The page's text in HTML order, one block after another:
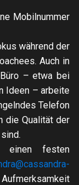
Mobilnummer
während der
Auch in
– etwa bei
Ideen – arbeite
Telefon
die Qualität der
einen festen